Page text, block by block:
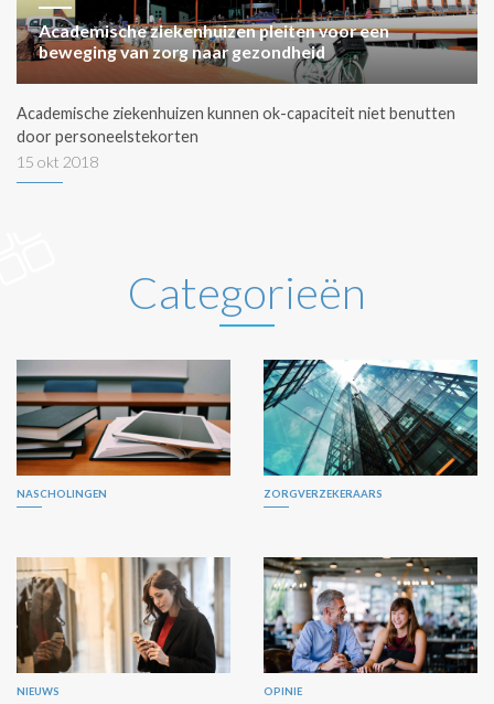
Academische ziekenhuizen pleiten voor een
beweging van zorg naar gezondheid
Academische ziekenhuizen kunnen ok-capaciteit niet benutten
door personeelstekorten
15 okt 2018
Categorieën
NASCHOLINGEN ZORGVERZEKERAARS
NIEUWS OPINIE